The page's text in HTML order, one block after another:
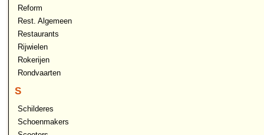
Reform
Rest. Algemeen
Restaurants
Rijwielen
Rokerijen
Rondvaarten
S
Schilderes
Schoenmakers